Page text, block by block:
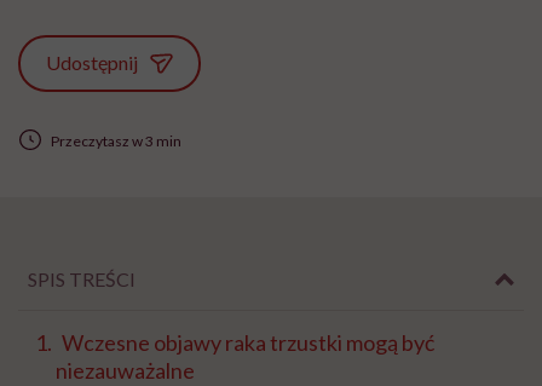
Udostępnij
Przeczytasz w 3 min
SPIS TREŚCI
Wczesne objawy raka trzustki mogą być
niezauważalne